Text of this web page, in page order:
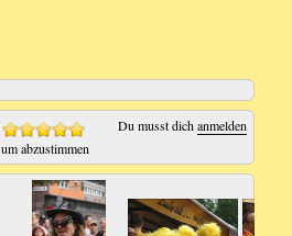
Du musst dichanmelden
um abzustimmen